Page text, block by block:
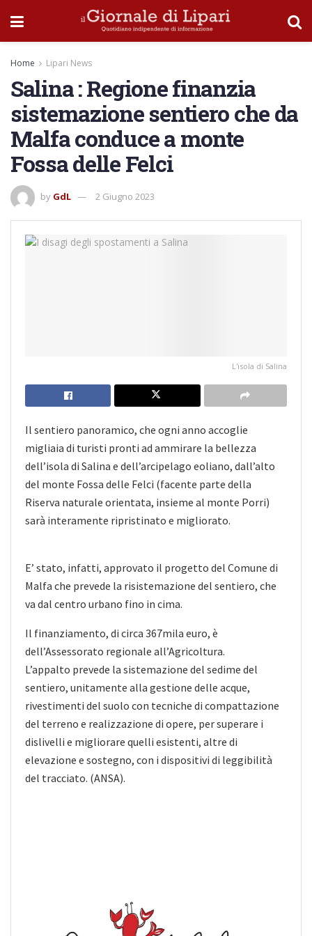
Home Lipari News
Salina : Regione finanzia
sistemazione sentiero che da
Malfa conduce a monte
Fossa delle Felci
by GdL 2 Giugno 2023
L'isola di Salina
Il sentiero panoramico, che ogni anno accoglie
migliaia di turisti pronti ad ammirare la bellezza
dell’isola di Salina e dell’arcipelago eoliano, dall’alto
del monte Fossa delle Felci (facente parte della
Riserva naturale orientata, insieme al monte Porri)
sarà interamente ripristinato e migliorato.
E’ stato, infatti, approvato il progetto del Comune di
Malfa che prevede la risistemazione del sentiero, che
va dal centro urbano fino in cima.
Il finanziamento, di circa 367mila euro, è
dell’Assessorato regionale all’Agricoltura.
L’appalto prevede la sistemazione del sedime del
sentiero, unitamente alla gestione delle acque,
rivestimenti del suolo con tecniche di compattazione
del terreno e realizzazione di opere, per superare i
dislivelli e migliorare quelli esistenti, altre di
elevazione e sostegno, con i dispositivi di leggibilità
del tracciato. (ANSA).